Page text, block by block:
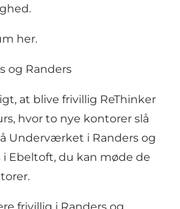
her.
og Randers
at blive frivillig ReThinker
hvor to nye kontorer slå
Underværket i Randers og
i Ebeltoft, du kan møde de
frivillig i Randers og